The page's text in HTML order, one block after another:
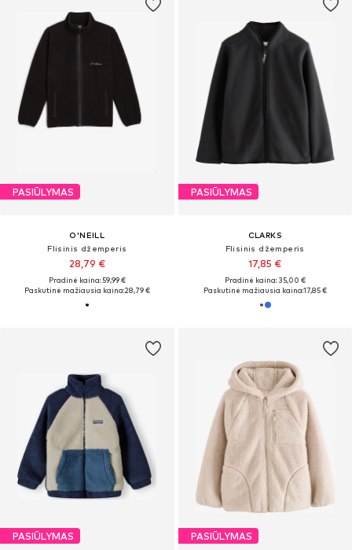
PASIŪLYMAS
O'NEILL
Flisinis džemperis
28,79 €
Pradinė kaina: 59,99 €
Paskutinė mažiausia kaina:28,79 €
PASIŪLYMAS
CLARKS
Flisinis džemperis
17,85 €
Pradinė kaina: 35,00 €
Paskutinė mažiausia kaina:17,85 €
PASIŪLYMAS PASIŪLYMAS